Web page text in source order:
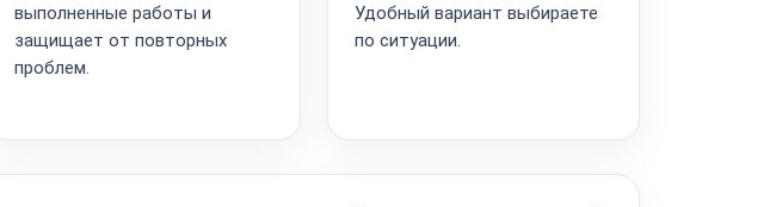
выполненные работы и
защищает от повторных
проблем.
Удобный вариант выбираете
по ситуации.